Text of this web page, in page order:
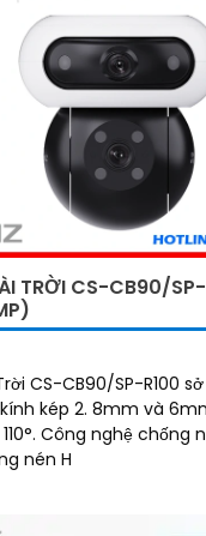
TRỜI CS-CB90/SP-
CS-CB90/SP-R100
kính kép 2. 8mm và
sáng DNR
nén H